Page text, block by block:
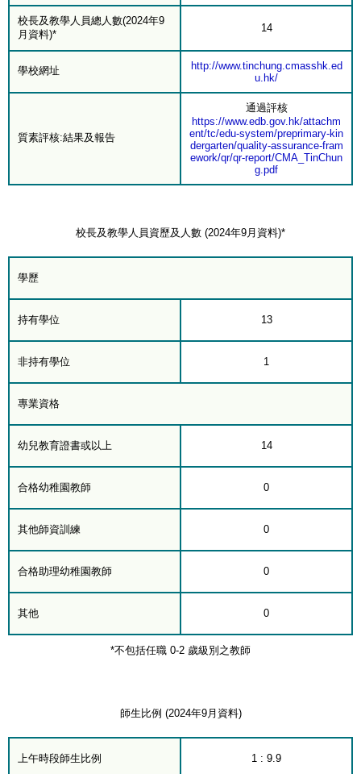
校長及教學人員總人數(2024年9
月資料)*
14
學校網址
http://www.tinchung.cmasshk.ed
u.hk/
質素評核:結果及報告
通過評核
https://www.edb.gov.hk/attachm
ent/tc/edu-system/preprimary-kin
dergarten/quality-assurance-fram
ework/qr/qr-report/CMA_TinChun
g.pdf
校長及教學人員資歷及人數 (2024年9月資料)*
學歷
持有學位 13
非持有學位 1
專業資格
幼兒教育證書或以上 14
合格幼稚園教師 0
其他師資訓練 0
合格助理幼稚園教師 0
其他 0
*不包括任職 0-2 歲級別之教師
師生比例 (2024年9月資料)
上午時段師生比例 1 : 9.9